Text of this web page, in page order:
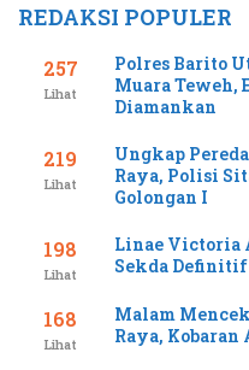
REDAKSI POPULER
257
Lihat
Polres Barito
Muara Teweh,
Diamankan
219
Lihat
Ungkap
Raya, Polisi
Golongan I
198
Lihat
Linae Victoria
Sekda
168
Lihat
Malam
Raya,